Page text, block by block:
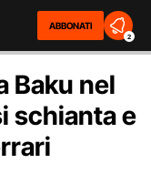
ABBONATI
2
Baku nel
schianta e